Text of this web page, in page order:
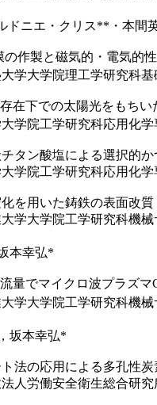
ニエ・クリス**・本間
の作製と磁気的・電気的
大学院理工学研究科基
在下での太陽光をもちい
院工学研究科応用化学
タン酸塩による選択的
院工学研究科応用化学
を用いた鋳鉄の表面改質
大学院工学研究科機械
幸弘*
流量でマイクロ波プラズ
大学院工学研究科機械
本幸弘*
法の応用による多孔性炭
労働安全衛生総合研究